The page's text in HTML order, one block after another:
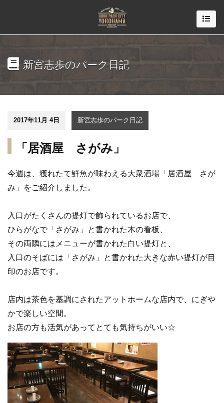
新宮志歩のパーク日記
2017年11月 4日 新宮志歩のパーク日記
「居酒屋 さがみ」
今週は、獲れたて鮮魚が味わえる大衆酒場「居酒屋 さが
み」をご紹介しました。
入口がたくさんの提灯で飾られているお店で、
ひらがなで「さがみ」と書かれた木の看板、
その両隣にはメニューが書かれた白い提灯と、
入口のそばには「さがみ」と書かれた大きな赤い提灯が目
印のお店です。
店内は茶色を基調にされたアットホームな店内で、にぎや
かで楽しい空間。
お店の方も活気があってとても気持ちがいい☆